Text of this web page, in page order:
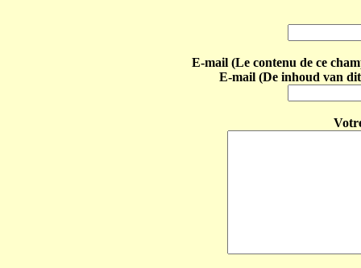
E-mail (Le contenu de ce
E-mail (De inhoud van